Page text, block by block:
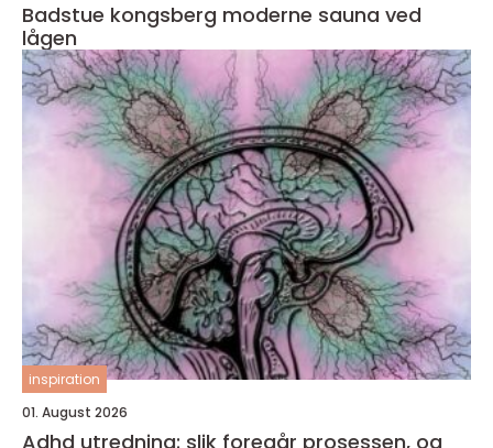
Badstue kongsberg moderne sauna ved
lågen
inspiration
01. August 2026
Adhd utredning: slik foregår prosessen, og